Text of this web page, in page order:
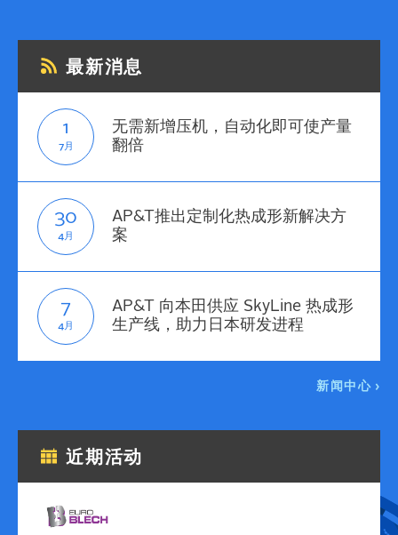
最新消息
1
7月
无需新增压机，自动化即可使产量
翻倍
30
4月
AP&T推出定制化热成形新解决方
案
7
4月
AP&T 向本田供应 SkyLine 热成形
生产线，助力日本研发进程
新闻中心
近期活动